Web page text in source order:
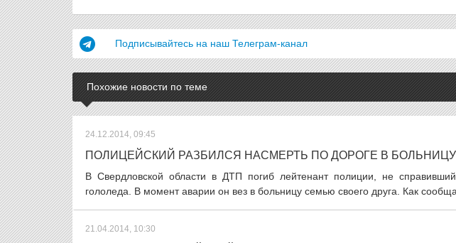
Подписывайтесь на наш Телеграм-канал
Похожие новости по теме
24.12.2014, 09:45
ПОЛИЦЕЙСКИЙ РАЗБИЛСЯ НАСМЕРТЬ ПО ДОРОГЕ В БОЛЬНИЦУ
В Свердловской области в ДТП погиб лейтенант полиции, не
гололеда. В момент аварии он вез в больницу семью своего друга. Как
21.04.2014, 10:30